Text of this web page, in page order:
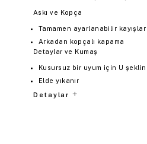
Askı ve Kopça
Tamamen ayarlanabilir kayışlar
Arkadan kopçalı kapama
Detaylar ve Kumaş
Kusursuz bir uyum için U
Elde yıkanır
Detaylar